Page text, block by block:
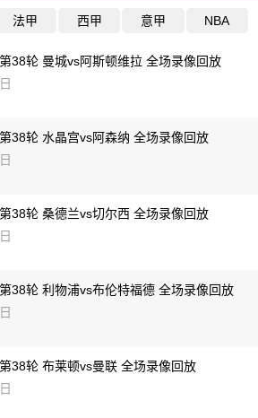
法甲 西甲 意甲 NBA
38轮 曼城vs阿斯顿维拉 全场录像回放
38轮 水晶宫vs阿森纳 全场录像回放
38轮 桑德兰vs切尔西 全场录像回放
38轮 利物浦vs布伦特福德 全场录像回放
38轮 布莱顿vs曼联 全场录像回放